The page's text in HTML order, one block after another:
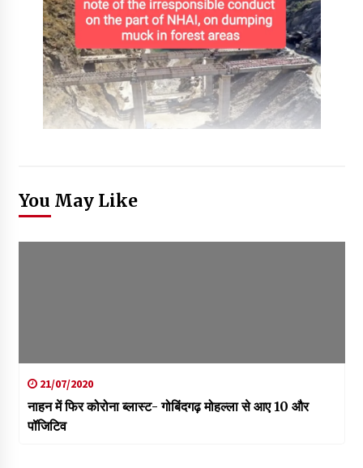
You May Like
21/07/2020
नाहन में फिर कोरोना ब्लास्ट- गोबिंदगढ़ मोहल्ला से आए 10 और
पॉजिटिव